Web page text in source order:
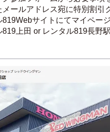
ールアドレス宛に特別割引
サイトにてマイページ
上田 or レンタル819長野